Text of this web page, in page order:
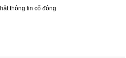
thông tin cổ đông